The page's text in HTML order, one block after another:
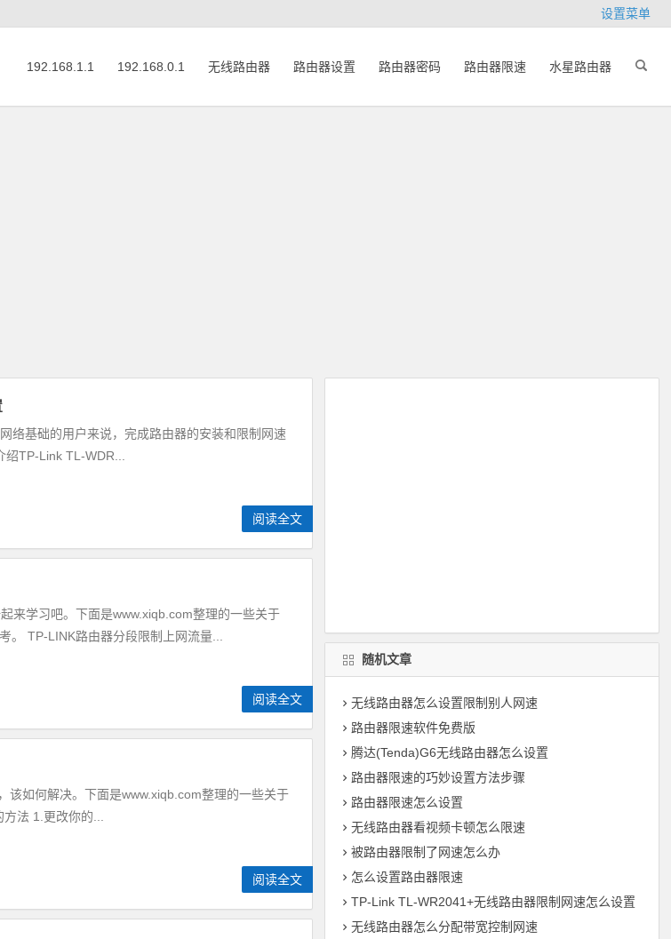
设置菜单
192.168.1.1 192.168.0.1 无线路由器 路由器设置 路由器密码 路由器限速 水星路由器
络基础的用户来说，完成路由器的安装和限制网速
TP-Link TL-WDR...
阅读全文
来学习吧。下面是www.xiqb.com整理的一些关于
。 TP-LINK路由器分段限制上网流量...
阅读全文
该如何解决。下面是www.xiqb.com整理的一些关于
法 1.更改你的...
阅读全文
随机文章
无线路由器怎么设置限制别人网速
路由器限速软件免费版
腾达(Tenda)G6无线路由器怎么设置
路由器限速的巧妙设置方法步骤
路由器限速怎么设置
无线路由器看视频卡顿怎么限速
被路由器限制了网速怎么办
怎么设置路由器限速
TP-Link TL-WR2041+无线路由器限制网速怎么设置
无线路由器怎么分配带宽控制网速